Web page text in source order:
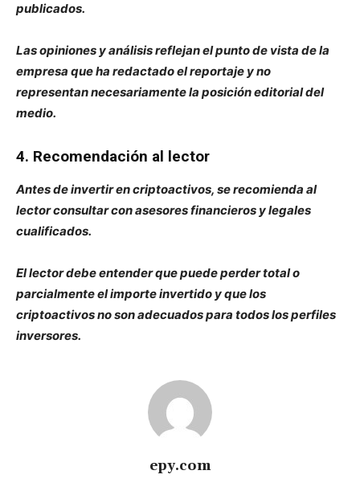
publicados.
Las opiniones y análisis reflejan el punto de vista de la
empresa que ha redactado el reportaje y no
representan necesariamente la posición editorial del
medio.
4. Recomendación al lector
Antes de invertir en criptoactivos, se recomienda al
lector consultar con asesores financieros y legales
cualificados.
El lector debe entender que puede perder total o
parcialmente el importe invertido y que los
criptoactivos no son adecuados para todos los perfiles
inversores.
epy.com